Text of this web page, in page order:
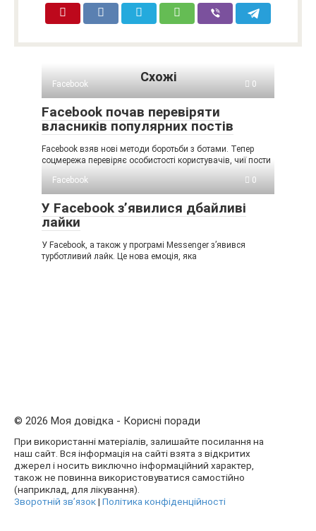
Схожі
Facebook 0
Facebook почав перевіряти
власників популярних постів
Facebook взяв нові методи боротьби з ботами. Тепер
соцмережа перевіряє особистості користувачів, чиї пости
Facebook
0
У Facebook з’явилися дбайливі
лайки
У Facebook, а також у програмі Messenger з’явився
турботливий лайк. Це нова емоція, яка
© 2026 Моя довідка - Корисні поради
При використанні матеріалів, залишайте посилання на
наш сайт. Вся інформація на сайті взята з відкритих
джерел і носить виключно інформаційний характер,
також не повинна використовуватися самостійно
(наприклад, для лікування).
Зворотній зв’язок| Політика конфіденційності